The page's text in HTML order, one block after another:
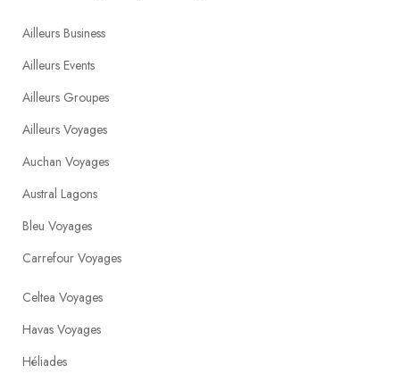
Ailleurs Business
Ailleurs Events
Ailleurs Groupes
Ailleurs Voyages
Auchan Voyages
Austral Lagons
Bleu Voyages
Carrefour Voyages
Celtea Voyages
Havas Voyages
Héliades